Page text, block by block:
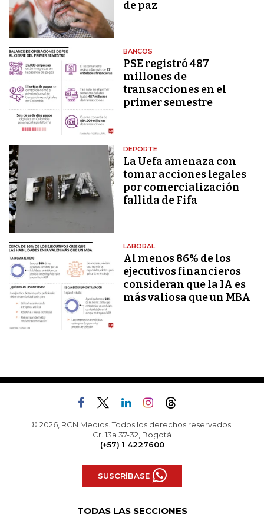
de paz
BANCOS
PSE registró 487
millones de
transacciones en el
primer semestre
DEPORTE
La Uefa amenaza con
tomar acciones legales
por comercialización
fallida de Fifa
LABORAL
Al menos 86% de los
ejecutivos financieros
consideran que la IA es
más valiosa que un MBA
© 2026, RCN Medios. Todos los derechos reservados.
Cr. 13a 37-32, Bogotá
(+57) 1 4227600
SUSCRÍBASE
TODAS LAS SECCIONES